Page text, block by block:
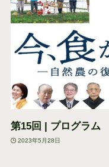
第15回 | プログラム
2023年5月28日